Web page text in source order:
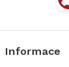
Informace